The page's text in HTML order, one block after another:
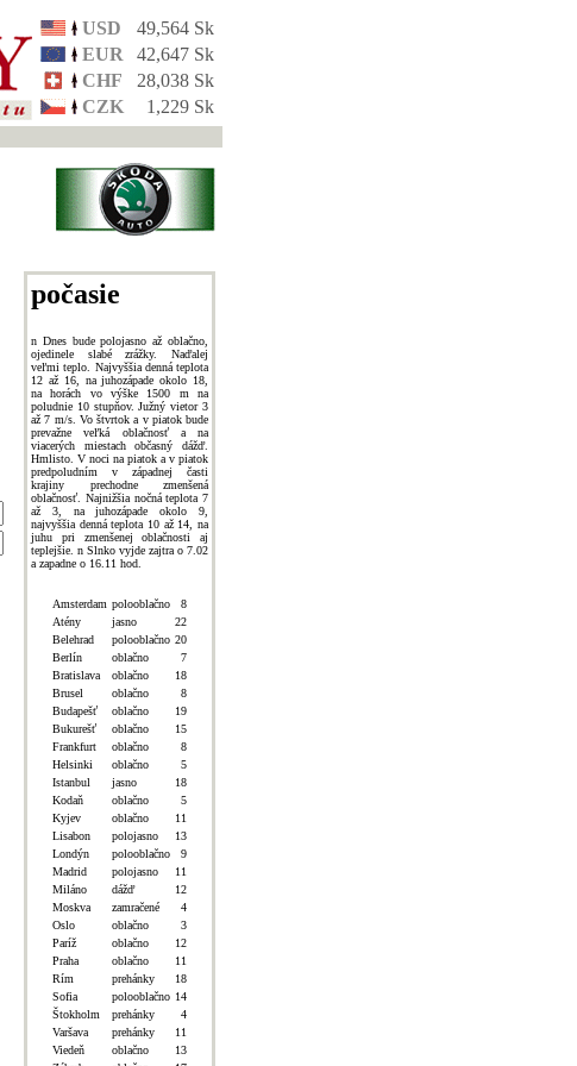
USD
49,564 Sk
EUR
42,647 Sk
CHF
28,038 Sk
CZK
1,229 Sk
počasie
n Dnes bude polojasno až oblačno,
ojedinele slabé zrážky. Naďalej
veľmi teplo. Najvyššia denná teplota
12 až 16, na juhozápade okolo 18,
na horách vo výške 1500 m na
poludnie 10 stupňov. Južný vietor 3
až 7 m/s. Vo štvrtok a v piatok bude
prevažne veľká oblačnosť a na
viacerých miestach občasný dážď.
Hmlisto. V noci na piatok a v piatok
predpoludním v západnej časti
krajiny prechodne zmenšená
oblačnosť. Najnižšia nočná teplota 7
až 3, na juhozápade okolo 9,
najvyššia denná teplota 10 až 14, na
juhu pri zmenšenej oblačnosti aj
teplejšie. n Slnko vyjde zajtra o 7.02
a zapadne o 16.11 hod.
Amsterdam polooblačno
8
Atény
jasno
22
Belehrad
polooblačno 20
Berlín
oblačno
7
Bratislava
oblačno
18
Brusel
oblačno
8
Budapešť
oblačno
19
Bukurešť
oblačno
15
Frankfurt
oblačno
8
Helsinki
oblačno
5
Istanbul
jasno
18
Kodaň
oblačno
5
Kyjev
oblačno
11
Lisabon
polojasno
13
Londýn
polooblačno
9
Madrid
polojasno
11
Miláno
dážď
12
Moskva
zamračené
4
Oslo
oblačno
3
Paríž
oblačno
12
Praha
oblačno
11
Rím
prehánky
18
Sofia
polooblačno 14
Štokholm
prehánky
4
Varšava
prehánky
11
Viedeň
oblačno
13